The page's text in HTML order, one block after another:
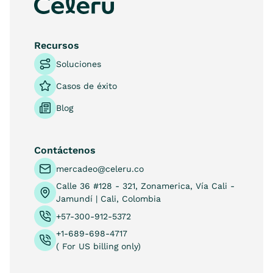
Recursos
Soluciones
Casos de éxito
Blog
Contáctenos
mercadeo@celeru.co
Calle 36 #128 - 321, Zonamerica, Vía Cali -
Jamundí | Cali, Colombia
+57-300-912-5372
+1-689-698-4717
( For US billing only)